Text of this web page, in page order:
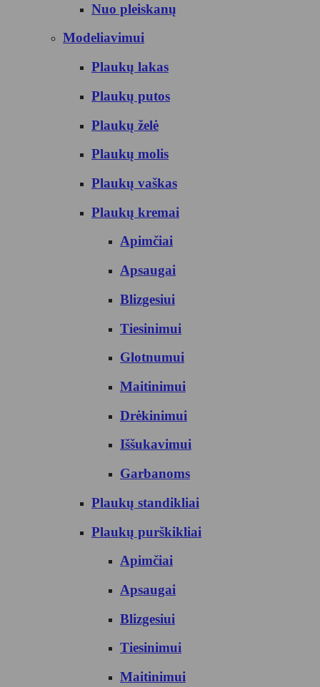
Nuo pleiskanų
Modeliavimui
Plaukų lakas
Plaukų putos
Plaukų želė
Plaukų molis
Plaukų vaškas
Plaukų kremai
Apimčiai
Apsaugai
Blizgesiui
Tiesinimui
Glotnumui
Maitinimui
Drėkinimui
Iššukavimui
Garbanoms
Plaukų standikliai
Plaukų purškikliai
Apimčiai
Apsaugai
Blizgesiui
Tiesinimui
Maitinimui